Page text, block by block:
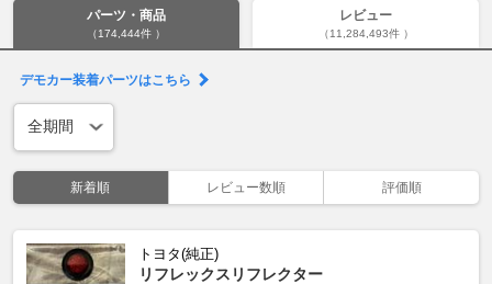
パーツ・商品
（174,444件 ）
レビュー
（11,284,493件 ）
デモカー装着パーツはこちら
新着順 レビュー数順 評価順
トヨタ(純正)
リフレックスリフレクター